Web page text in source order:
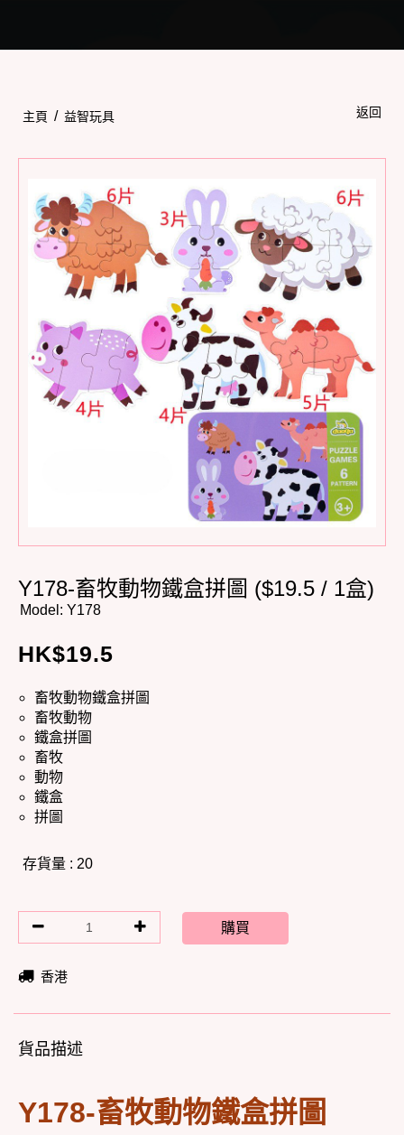
主頁 / 益智玩具 返回
Y178-畜牧動物鐵盒拼圖 ($19.5 / 1盒)
Model: Y178
HK$19.5
畜牧動物鐵盒拼圖
畜牧動物
鐵盒拼圖
畜牧
動物
鐵盒
拼圖
存貨量 : 20
購買
香港
貨品描述
Y178-畜牧動物鐵盒拼圖